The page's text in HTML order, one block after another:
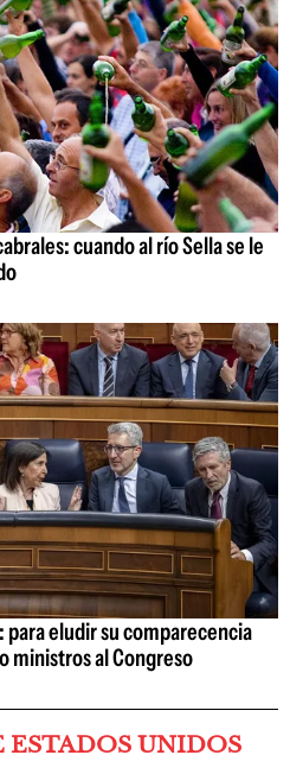
cuando al río Sella se le
eludir su comparecencia
ministros al Congreso
UNIDOS